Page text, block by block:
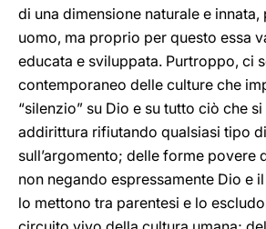
di una dimensione naturale e innata,
uomo, ma proprio per questo essa
educata e sviluppata. Purtroppo, ci
contemporaneo delle culture che
“silenzio” su Dio e su tutto ciò che
addirittura rifiutando qualsiasi tipo
sull’argomento; delle forme povere
non negando espressamente Dio e
lo mettono tra parentesi e lo